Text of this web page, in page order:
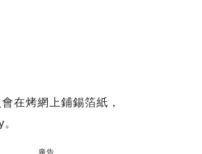
在烤網上鋪錫箔紙，
廣告